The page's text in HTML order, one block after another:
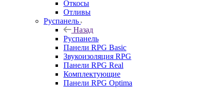
Откосы
Отливы
Руспанель
Назад
Руспанель
Панели RPG Basic
Звукоизоляция RPG
Панели RPG Real
Комплектующие
Панели RPG Optima